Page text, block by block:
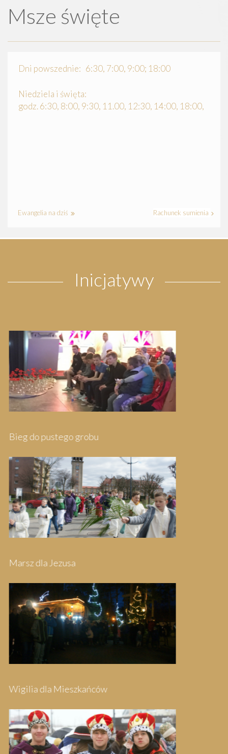
Msze święte
Dni powszednie: 6:30, 7:00, 9:00; 18:00
Niedziela i święta:
godz. 6:30, 8:00, 9:30, 11.00, 12:30, 14:00, 18:00,
Ewangelia na dziś Rachunek sumienia
Inicjatywy
Pielgrzymka do Wejherowa
Pielgrzymka do Swarzewa
Festyn Parafialny